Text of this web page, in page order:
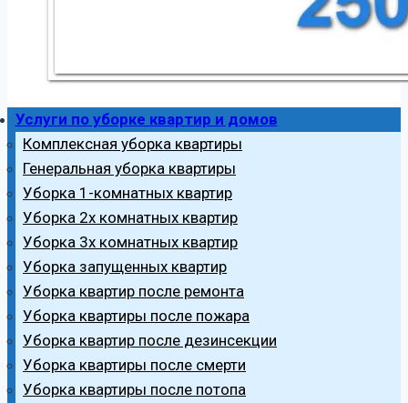
Услуги по уборке квартир и домов
Комплексная уборка квартиры
Генеральная уборка квартиры
Уборка 1-комнатных квартир
Уборка 2х комнатных квартир
Уборка 3х комнатных квартир
Уборка запущенных квартир
Уборка квартир после ремонта
Уборка квартиры после пожара
Уборка квартир после дезинсекции
Уборка квартиры после смерти
Уборка квартиры после потопа